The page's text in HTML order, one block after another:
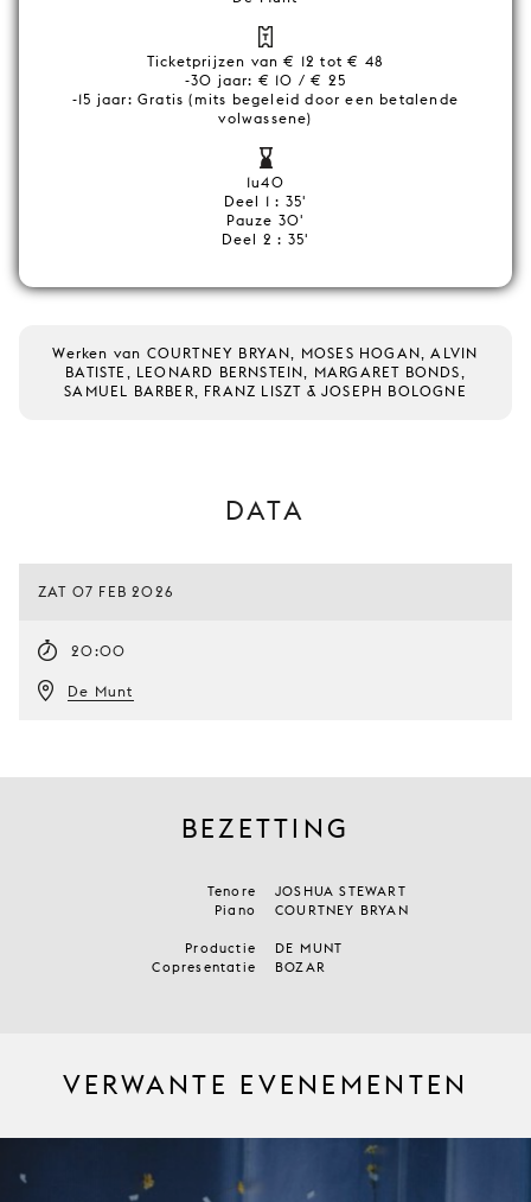
Ticketprijzen van € 12 tot € 48
-30 jaar: € 10 / € 25
-15 jaar: Gratis (mits begeleid door een betalende
volwassene)
1u40
Deel 1 : 35'
Pauze 30'
Deel 2 : 35'
Werken van COURTNEY BRYAN, MOSES HOGAN, ALVIN
BATISTE, LEONARD BERNSTEIN, MARGARET BONDS,
SAMUEL BARBER, FRANZ LISZT & JOSEPH BOLOGNE
DATA
ZAT 07 FEB 2026
20:00
De Munt
BEZETTING
Tenore
JOSHUA STEWART
Piano
COURTNEY BRYAN
Productie
DE MUNT
Copresentatie
BOZAR
VERWANTE EVENEMENTEN